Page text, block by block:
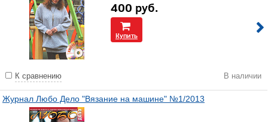
400 руб.
Купить
К сравнению В наличии
Журнал Любо Дело "Вязание на машине" №1/2013